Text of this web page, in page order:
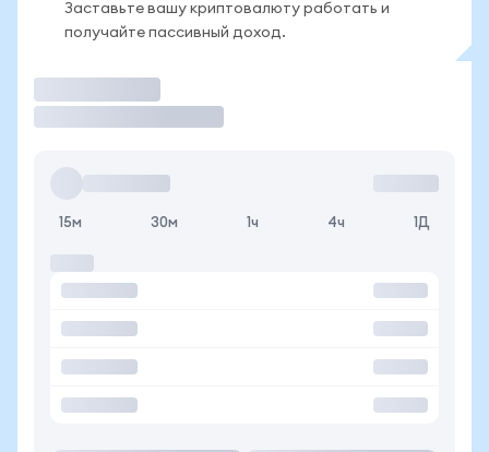
Заставьте вашу криптовалюту работать и
получайте пассивный доход.
15м 30м 1ч 4ч 1Д